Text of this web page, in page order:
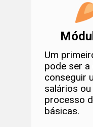
Um
pode ser
conseguir
salários
processo
básicas.